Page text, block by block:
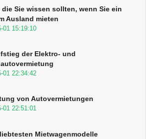
die Sie wissen sollten, wenn Sie ein
Ausland mieten
01 15:19:10
der Elektro- und
01 22:34:42
von Autovermietungen
01 22:51:01
Mietwagenmodelle